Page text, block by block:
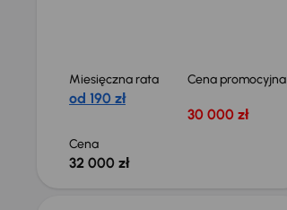
Miesięczna rata
od 190 zł
Cena promocyjna
30 000 zł
Cena
32 000 zł